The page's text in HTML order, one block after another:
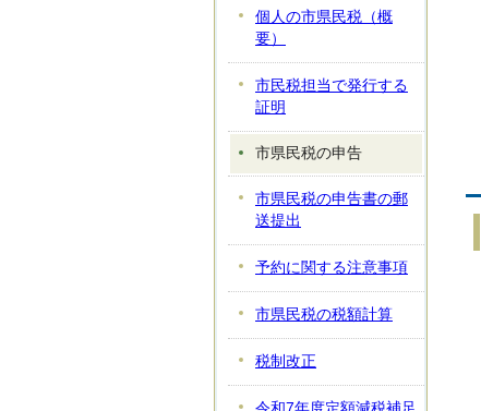
個人の市県民税（概
要）
市民税担当で発行する
証明
市県民税の申告
市県民税の申告書の郵
送提出
予約に関する注意事項
市県民税の税額計算
税制改正